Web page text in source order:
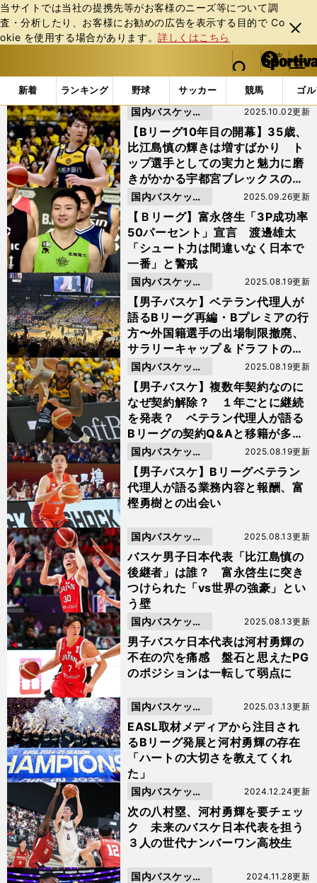
当サイトでは当社の提携先等がお客様のニーズ等について調
査・分析したり、お客様にお勧めの広告を表⽰する⽬的で Co
okie を使⽤する場合があります。詳しくはこちら
閉じ
る
web Sportiva (webスポルティーバ)
検索
マイペ
ー
ジ
メニュ
新着 ランキング 野球 サッカー 競馬 ゴ
b
ス
ポ
ル
テ
ィ
ー
バ
「富樫勇樹」の検索結果
【Bリーグ10年目の開幕】35歳、
比江島慎の輝きは増すばかり ト
ップ選手としての実力と魅力に磨
きがかかる宇都宮ブレックスの主
役
2025.10.02更新
国内バスケット
ボール
【Ｂリーグ】富永啓生「3P成功率
50パーセント」宣言 渡邊雄太
「シュート力は間違いなく日本で
一番」と警戒
2025.09.26更新
国内バスケット
ボール
【男子バスケ】ベテラン代理人が
語るBリーグ再編・Bプレミアの行
方〜外国籍選手の出場制限撤廃、
サラリーキャップ＆ドラフトの導
入〜
2025.08.19更新
国内バスケット
ボール
【男子バスケ】複数年契約なのに
なぜ契約解除？ １年ごとに継続
を発表？ ベテラン代理人が語る
Bリーグの契約Q&Aと移籍が多い
理由
2025.08.19更新
国内バスケット
ボール
【男子バスケ】Bリーグベテラン
代理人が語る業務内容と報酬、富
樫勇樹との出会い
2025.08.19更新
国内バスケット
ボール
バスケ男子日本代表「比江島慎の
後継者」は誰？ 富永啓生に突き
つけられた「vs世界の強豪」とい
う壁
2025.08.13更新
国内バスケット
ボール
男子バスケ日本代表は河村勇輝の
不在の穴を痛感 盤石と思えたPG
のポジションは一転して弱点に
2025.08.13更新
国内バスケット
ボール
EASL取材メディアから注目され
るBリーグ発展と河村勇輝の存在
「ハートの大切さを教えてくれ
た」
2025.03.13更新
国内バスケット
ボール
次の八村塁、河村勇輝を要チェッ
ク 未来のバスケ日本代表を担う
３人の世代ナンバーワン高校生
2024.12.24更新
国内バスケット
ボール
2024.11.28更新
国内バスケット